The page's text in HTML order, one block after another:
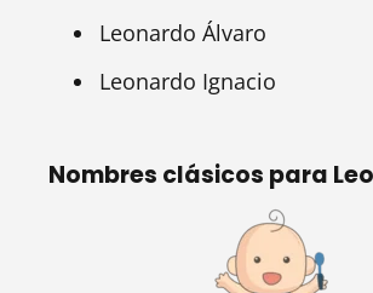
Leonardo Álvaro
Leonardo Ignacio
Nombres clásicos para